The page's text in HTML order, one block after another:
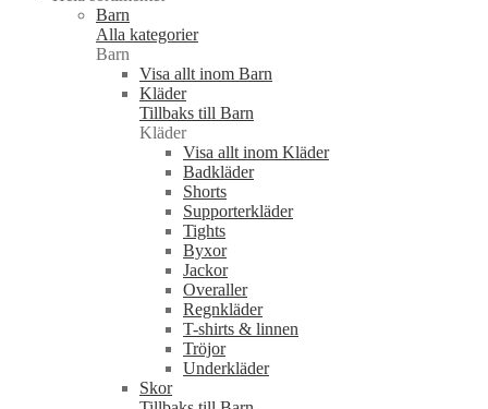
Barn
Alla kategorier
Barn
Visa allt inom Barn
Kläder
Tillbaks till Barn
Kläder
Visa allt inom Kläder
Badkläder
Shorts
Supporterkläder
Tights
Byxor
Jackor
Overaller
Regnkläder
T-shirts & linnen
Tröjor
Underkläder
Skor